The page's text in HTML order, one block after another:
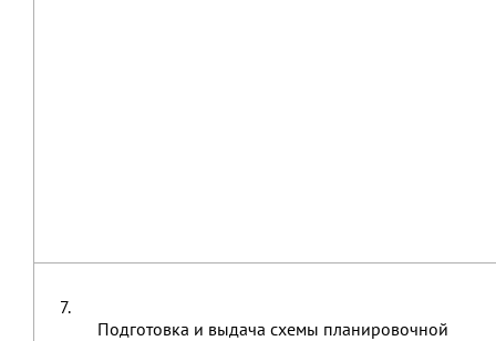
7.
Подготовка и выдача схемы планировочной